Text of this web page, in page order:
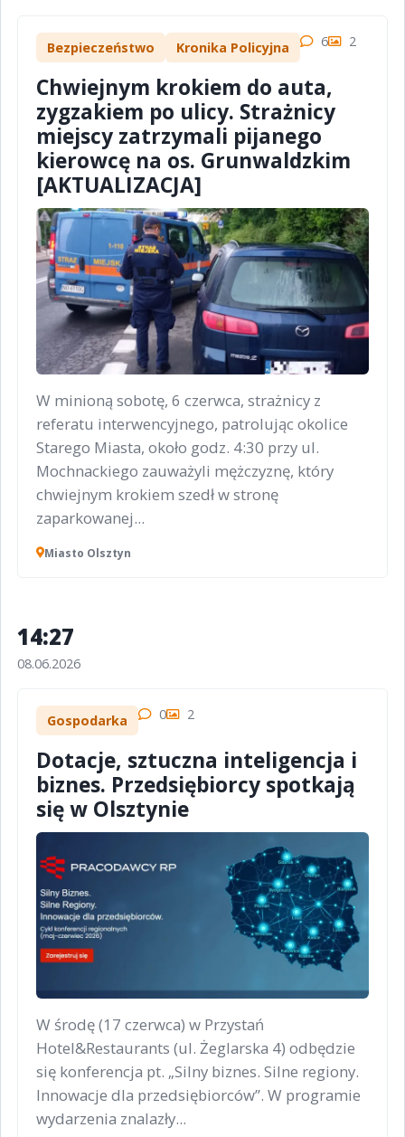
Bezpieczeństwo Kronika Policyjna 6 2
Chwiejnym krokiem do auta,
zygzakiem po ulicy. Strażnicy
miejscy zatrzymali pijanego
kierowcę na os. Grunwaldzkim
[AKTUALIZACJA]
W minioną sobotę, 6 czerwca, strażnicy z
referatu interwencyjnego, patrolując okolice
Starego Miasta, około godz. 4:30 przy ul.
Mochnackiego zauważyli mężczyznę, który
chwiejnym krokiem szedł w stronę
zaparkowanej...
Miasto Olsztyn
14:27
08.06.2026
Gospodarka 0 2
Dotacje, sztuczna inteligencja i
biznes. Przedsiębiorcy spotkają
się w Olsztynie
W środę (17 czerwca) w Przystań
Hotel&Restaurants (ul. Żeglarska 4) odbędzie
się konferencja pt. „Silny biznes. Silne regiony.
Innowacje dla przedsiębiorców”. W programie
wydarzenia znalazły...